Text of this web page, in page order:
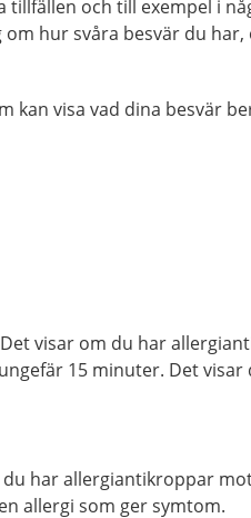
tillfällen och till exempel i
hur svåra besvär du
kan visa vad dina besvär
Det visar om du har
15 minuter. Det
du har allergiantikroppar
allergi som ger symtom.